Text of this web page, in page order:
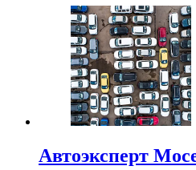
Автоэксперт